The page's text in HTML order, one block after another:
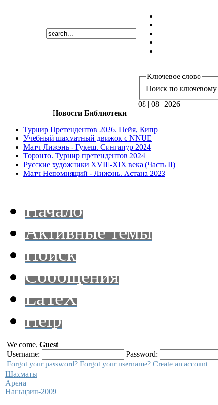
Ключевое слово
Поиск по ключевому
08 | 08 | 2026
Новости Библиотеки
Турнир Претендентов 2026. Пейя, Кипр
Учебный шахматный движок с NNUE
Матч Лижэнь - Гукеш. Сингапур 2024
Торонто. Турнир претендентов 2024
Русские художники XVIII-XIX века (Часть II)
Матч Непомнящий - Лижэнь. Астана 2023
Начало
Активные темы
Поиск
Сообщения
LaTeX
Help
Welcome, Guest
Username:
Password:
Forgot your password? Forgot your username? Create an account
Шахматы
Арена
Наньцзин-2009